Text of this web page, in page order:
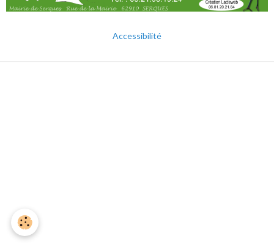
Accessibilité